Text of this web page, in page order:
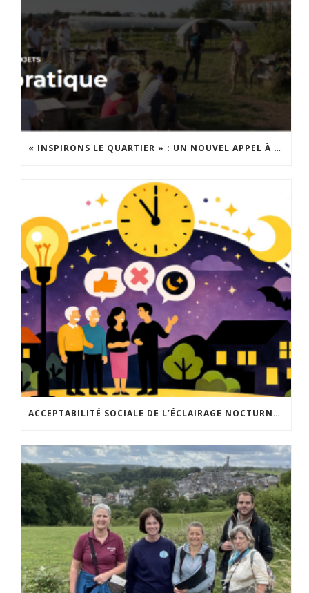
« INSPIRONS LE QUARTIER » : UN NOUVEL APPEL À PROJETS EST LANCÉ !
ACCEPTABILITÉ SOCIALE DE L’ÉCLAIRAGE NOCTURNE : LE REPLAY EST DISPONIBLE